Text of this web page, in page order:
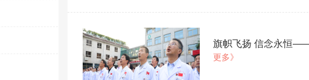
旗帜飞扬 信念永恒
更多》